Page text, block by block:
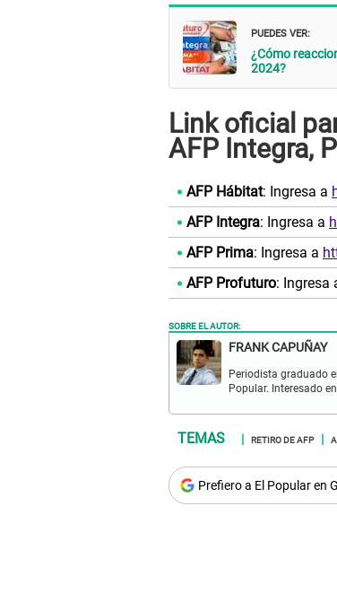
PUEDES VER:
¿Cómo
2024?
Link oficial
AFP Integra,
AFP Hábitat: Ingresa a
AFP Integra: Ingresa a
AFP Prima: Ingresa a
AFP Profuturo: Ingresa
SOBRE EL AUTOR:
FRANK CAPUÑAY
Periodista graduado
Popular. Interesado
RETIRO DE AFP
Prefiero a El Popular en